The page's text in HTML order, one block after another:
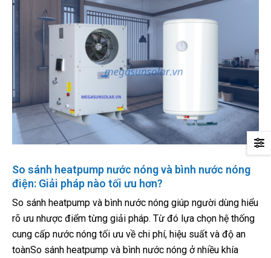
So sánh heatpump nước nóng và bình nước nóng
điện: Giải pháp nào tối ưu hơn?
So sánh heatpump và bình nước nóng giúp người dùng hiểu
rõ ưu nhược điểm từng giải pháp. Từ đó lựa chọn hệ thống
cung cấp nước nóng tối ưu về chi phí, hiệu suất và độ an
toànSo sánh heatpump và bình nước nóng ở nhiều khía